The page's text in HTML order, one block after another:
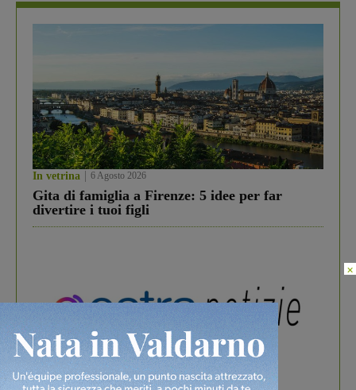
In vetrina 6 Agosto 2026
Gita di famiglia a Firenze: 5 idee per far
divertire i tuoi figli
×